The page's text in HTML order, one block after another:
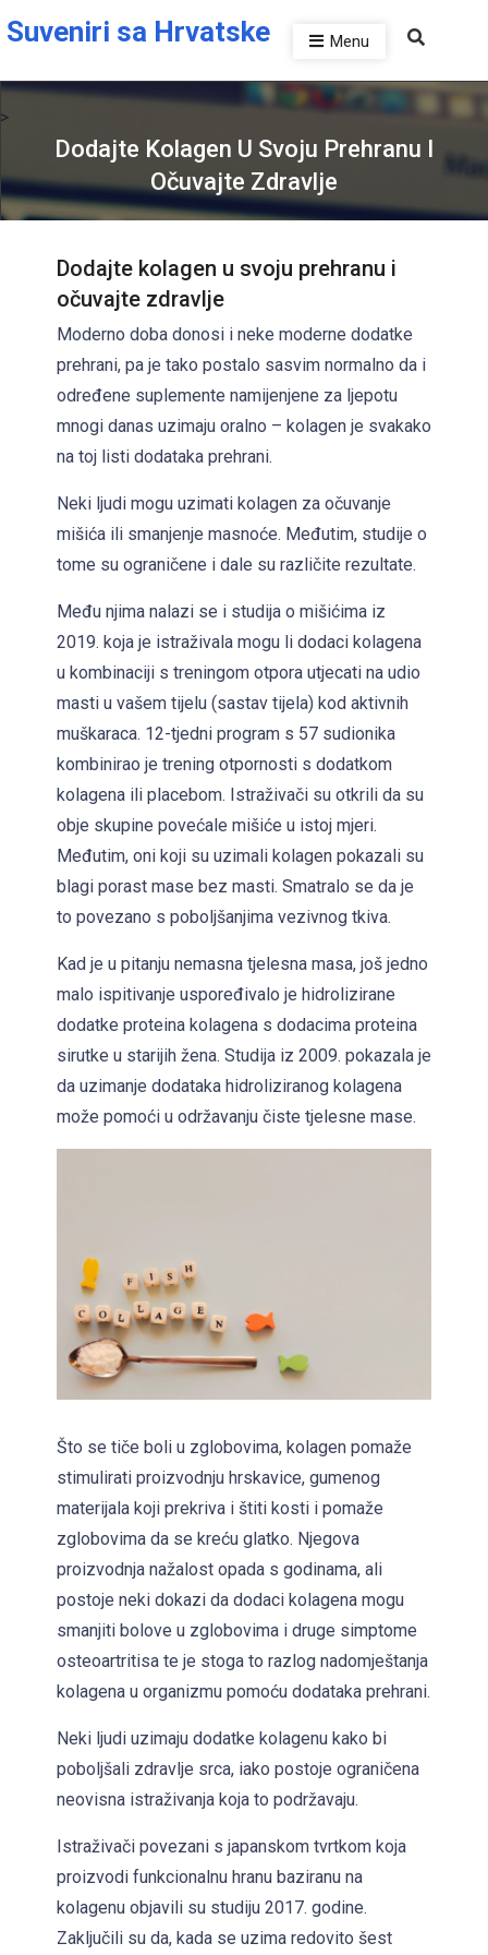
Suveniri sa Hrvatske Menu
>
Dodajte Kolagen U Svoju Prehranu I
Očuvajte Zdravlje
Dodajte kolagen u svoju prehranu i
očuvajte zdravlje
Moderno doba donosi i neke moderne dodatke
prehrani, pa je tako postalo sasvim normalno da i
određene suplemente namijenjene za ljepotu
mnogi danas uzimaju oralno – kolagen je svakako
na toj listi dodataka prehrani.
Neki ljudi mogu uzimati kolagen za očuvanje
mišića ili smanjenje masnoće. Međutim, studije o
tome su ograničene i dale su različite rezultate.
Među njima nalazi se i studija o mišićima iz
2019. koja je istraživala mogu li dodaci kolagena
u kombinaciji s treningom otpora utjecati na udio
masti u vašem tijelu (sastav tijela) kod aktivnih
muškaraca. 12-tjedni program s 57 sudionika
kombinirao je trening otpornosti s dodatkom
kolagena ili placebom. Istraživači su otkrili da su
obje skupine povećale mišiće u istoj mjeri.
Međutim, oni koji su uzimali kolagen pokazali su
blagi porast mase bez masti. Smatralo se da je
to povezano s poboljšanjima vezivnog tkiva.
Kad je u pitanju nemasna tjelesna masa, još jedno
malo ispitivanje uspoređivalo je hidrolizirane
dodatke proteina kolagena s dodacima proteina
sirutke u starijih žena. Studija iz 2009. pokazala je
da uzimanje dodataka hidroliziranog kolagena
može pomoći u održavanju čiste tjelesne mase.
Što se tiče boli u zglobovima, kolagen pomaže
stimulirati proizvodnju hrskavice, gumenog
materijala koji prekriva i štiti kosti i pomaže
zglobovima da se kreću glatko. Njegova
proizvodnja nažalost opada s godinama, ali
postoje neki dokazi da dodaci kolagena mogu
smanjiti bolove u zglobovima i druge simptome
osteoartritisa te je stoga to razlog nadomještanja
kolagena u organizmu pomoću dodataka prehrani.
Neki ljudi uzimaju dodatke kolagenu kako bi
poboljšali zdravlje srca, iako postoje ograničena
neovisna istraživanja koja to podržavaju.
Istraživači povezani s japanskom tvrtkom koja
proizvodi funkcionalnu hranu baziranu na
kolagenu objavili su studiju 2017. godine.
Zaključili su da, kada se uzima redovito šest